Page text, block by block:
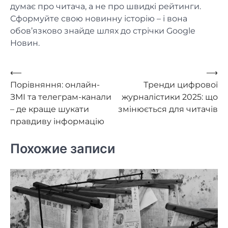
думає про читача, а не про швидкі рейтинги.
Сформуйте свою новинну історію – і вона
обов’язково знайде шлях до стрічки Google
Новин.
Навигация
по
записям
⟵
Порівняння: онлайн-
ЗМІ та телеграм-канали
– де краще шукати
правдиву інформацію
Тренди цифрової
журналістики 2025: що
змінюється для читачів
⟶
Похожие записи